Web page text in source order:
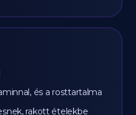
és a rosttartalma
rakott ételekbe